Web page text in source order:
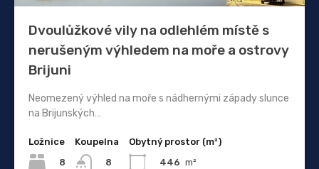
Dvoulůžkové vily na odlehlém místě s
nerušeným výhledem na moře a ostrovy
Brijuni
Neomezený výhled na moře s nádhernými západy slunce
na Brijunských…
Ložnice
8
Koupelna
8
Obytný prostor (m²)
446 m²